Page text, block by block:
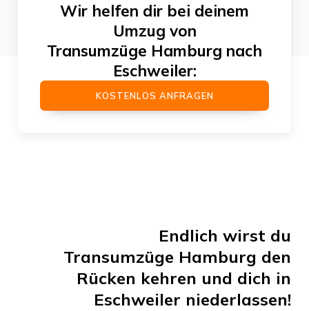
Wir helfen dir bei deinem
Umzug von
Transumzüge Hamburg nach
Eschweiler:
KOSTENLOS ANFRAGEN
Endlich wirst du
Transumzüge Hamburg den
Rücken kehren und dich in
Eschweiler niederlassen!